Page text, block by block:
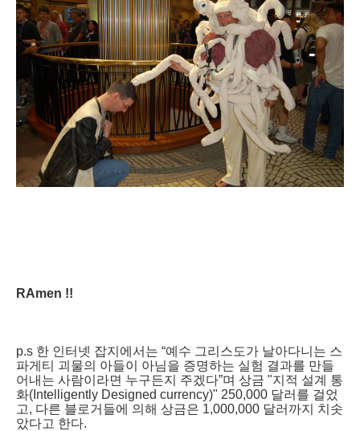
RAmen !!
p.s 한 인터넷 잡지에서는 “예수 그리스도가 날아다니는 스
파게티 괴물의 아들이 아님을 증명하는 실험 결과를 만들
어내는 사람이라면 누구든지 주겠다”며 상금 "지적 설계 통
화(Intelligently Designed currency)" 250,000 달러를 걸었
고, 다른 블로거들에 의해 상금은 1,000,000 달러까지 치솟
았다고 한다.